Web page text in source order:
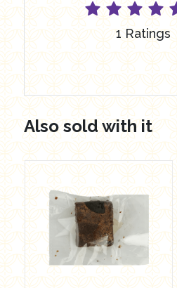
1 Ratings
Also sold with it